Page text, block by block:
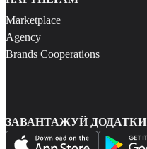
Marketplace
Agency
Brands Cooperations
ЗАВАНТАЖУЙ ДОДАТКИ